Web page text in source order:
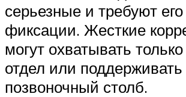
серьезные и требуют
фиксации. Жесткие
могут охватывать
отдел или поддерживать
позвоночный столб.